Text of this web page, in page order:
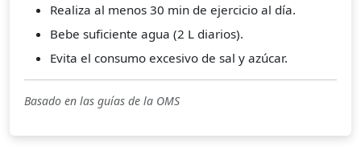
Realiza al menos 30 min de ejercicio al día.
Bebe suficiente agua (2 L diarios).
Evita el consumo excesivo de sal y azúcar.
Basado en las guías de la OMS